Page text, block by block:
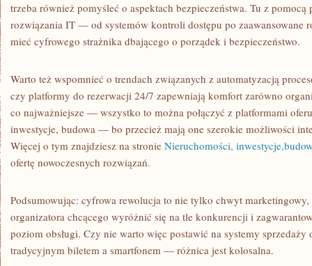
trzeba również pomyśleć o aspektach bezpieczeństwa. Tu z pomocą
rozwiązania IT — od systemów kontroli dostępu po zaawansowane
mieć cyfrowego strażnika dbającego o porządek i bezpieczeństwo.
Warto też wspomnieć o trendach związanych z automatyzacją
czy platformy do rezerwacji 24/7 zapewniają komfort zarówno
co najważniejsze — wszystko to można połączyć z platformami
inwestycje, budowa — bo przecież mają one szerokie możliwości
Więcej o tym znajdziesz na stronie Nieruchomości,
ofertę nowoczesnych rozwiązań.
Podsumowując: cyfrowa rewolucja to nie tylko chwyt
organizatora chcącego wyróżnić się na tle konkurencji i
poziom obsługi. Czy nie warto więc postawić na systemy
tradycyjnym biletem a smartfonem — różnica jest kolosalna.